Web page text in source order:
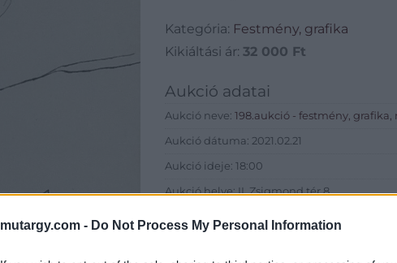
mutargy.com - Do Not Process My Personal Information
Kategória: Festmény, grafika
Kikiáltási ár: 32 000 Ft
Aukció adatai
Aukció neve: 198.aukció - festmény,
Aukció dátuma: 2021.02.21
Aukció ideje: 18:00
Aukció helye: II. Zsigmond tér 8.